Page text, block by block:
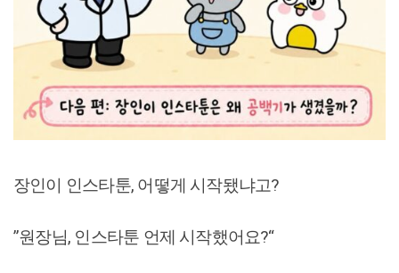
장인이 인스타툰, 어떻게 시작됐냐고?
”원장님, 인스타툰 언제 시작했어요?“